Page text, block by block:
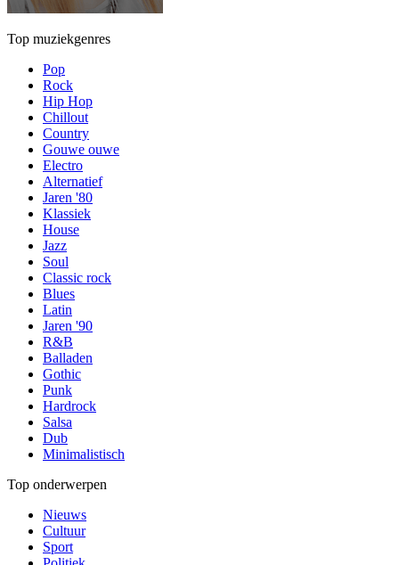
Top muziekgenres
Pop
Rock
Hip Hop
Chillout
Country
Gouwe ouwe
Electro
Alternatief
Jaren '80
Klassiek
House
Jazz
Soul
Classic rock
Blues
Latin
Jaren '90
R&B
Balladen
Gothic
Punk
Hardrock
Salsa
Dub
Minimalistisch
Top onderwerpen
Nieuws
Cultuur
Sport